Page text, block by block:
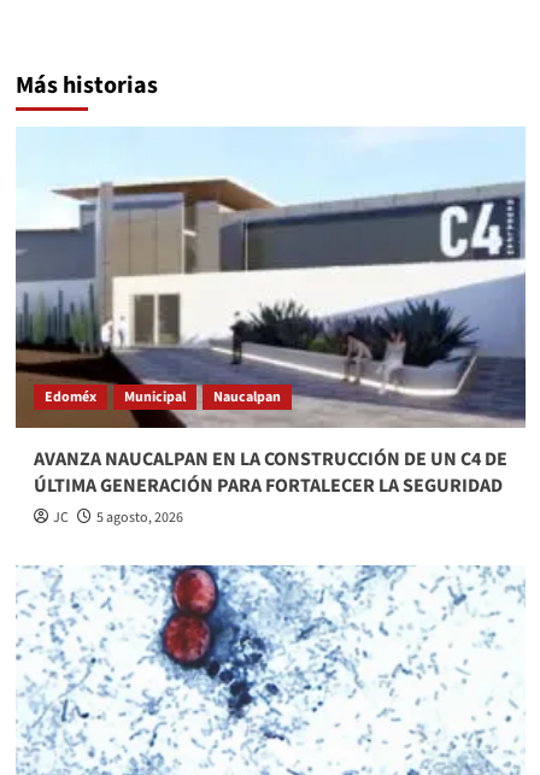
Más historias
Edoméx Municipal Naucalpan
AVANZA NAUCALPAN EN LA CONSTRUCCIÓN DE UN C4 DE
ÚLTIMA GENERACIÓN PARA FORTALECER LA SEGURIDAD
JC 5 agosto, 2026